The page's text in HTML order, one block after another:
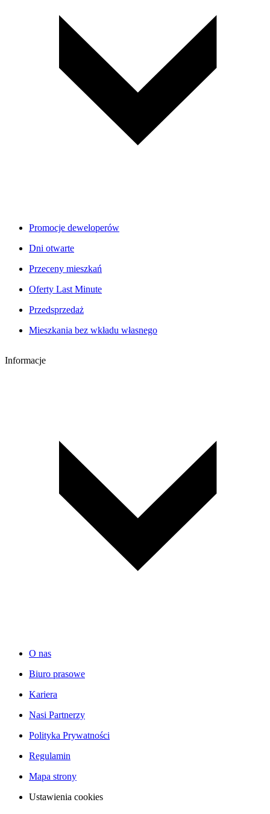
Promocje deweloperów
Dni otwarte
Przeceny mieszkań
Oferty Last Minute
Przedsprzedaż
Mieszkania bez wkładu własnego
Informacje
O nas
Biuro prasowe
Kariera
Nasi Partnerzy
Polityka Prywatności
Regulamin
Mapa strony
Ustawienia cookies